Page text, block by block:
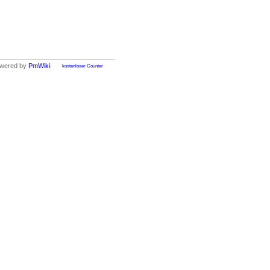
kostenloser Counter
by PmWiki